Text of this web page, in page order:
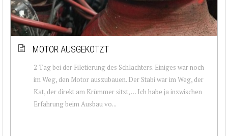
MOTOR AUSGEKOTZT
2 Tag bei der Filetierung des Schlachters. Einiges war noch
im Weg, den Motor auszubauen. Der Stabi war im Weg, der
Kat, der direkt am Krümmer sitzt, … Ich habe ja inzwischen
Erfahrung beim Ausbau vo...